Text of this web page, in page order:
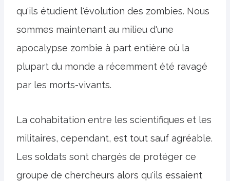
qu'ils étudient l'évolution des zombies. Nous
sommes maintenant au milieu d'une
apocalypse zombie à part entière où la
plupart du monde a récemment été ravagé
par les morts-vivants.
La cohabitation entre les scientifiques et les
militaires, cependant, est tout sauf agréable.
Les soldats sont chargés de protéger ce
groupe de chercheurs alors qu'ils essaient